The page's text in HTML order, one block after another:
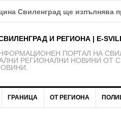
Свиленград ще изпълнява
И РЕГИОНА | E-
ПОРТАЛ НА
РЕГИОНАЛНИ НОВИНИ ОТ
ГРАНИЦА ОТ РЕГИОНА